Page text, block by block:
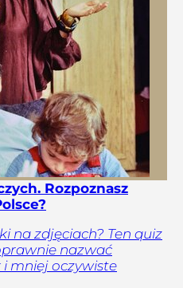
Rozpoznasz
na zdjęciach? Ten quiz
nazwać
mniej oczywiste